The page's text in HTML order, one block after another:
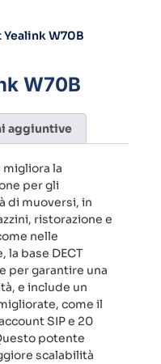
W70B
W70B
aggiuntive
migliora la
per gli
di muoversi, in
ristorazione e
nelle
base DECT
per garantire una
e include un
come il
SIP e 20
potente
scalabilità